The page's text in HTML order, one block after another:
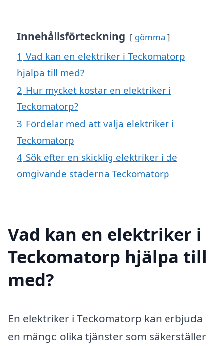
Innehållsförteckning gömma
1 Vad kan en elektriker i Teckomatorp
hjälpa till med?
2 Hur mycket kostar en elektriker i
Teckomatorp?
3 Fördelar med att välja elektriker i
Teckomatorp
4 Sök efter en skicklig elektriker i de
omgivande städerna Teckomatorp
Vad kan en elektriker i
Teckomatorp hjälpa till
med?
En elektriker i Teckomatorp kan erbjuda
en mängd olika tjänster som säkerställer